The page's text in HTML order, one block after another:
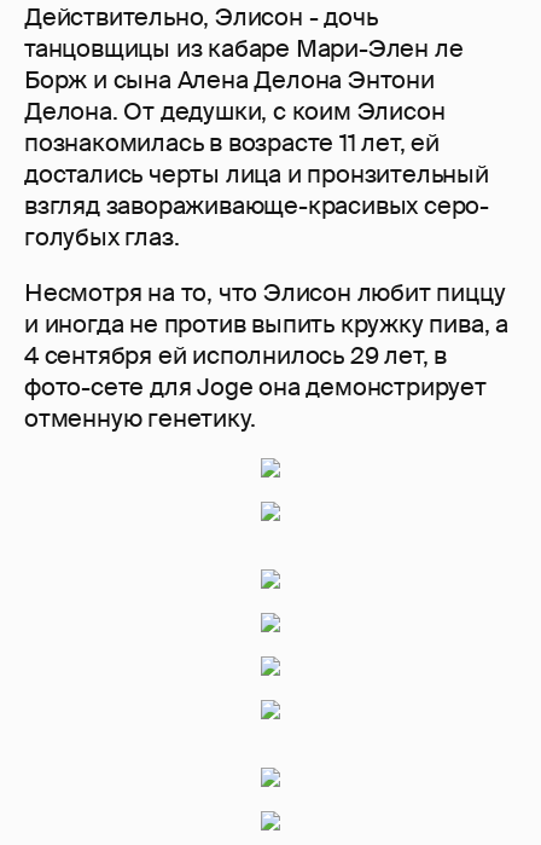
Действительно, Элисон - дочь
танцовщицы из кабаре Мари-Элен ле
Борж и сына Алена Делона Энтони
Делона. От дедушки, с коим Элисон
познакомилась в возрасте 11 лет, ей
достались черты лица и пронзительный
взгляд завораживающе-красивых серо-
голубых глаз.
Несмотря на то, что Элисон любит пиццу
и иногда не против выпить кружку пива, а
4 сентября ей исполнилось 29 лет, в
фото-сете для Joge она демонстрирует
отменную генетику.